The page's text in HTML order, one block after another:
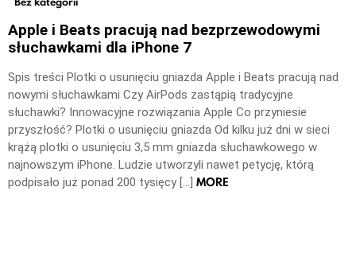
Apple i Beats pracują nad bezprzewodowymi
słuchawkami dla iPhone 7
Spis treści Plotki o usunięciu gniazda Apple i Beats pracują nad
nowymi słuchawkami Czy AirPods zastąpią tradycyjne
słuchawki? Innowacyjne rozwiązania Apple Co przyniesie
przyszłość? Plotki o usunięciu gniazda Od kilku już dni w sieci
krążą plotki o usunięciu 3,5 mm gniazda słuchawkowego w
najnowszym iPhone. Ludzie utworzyli nawet petycję, którą
podpisało już ponad 200 tysięcy […] MORE